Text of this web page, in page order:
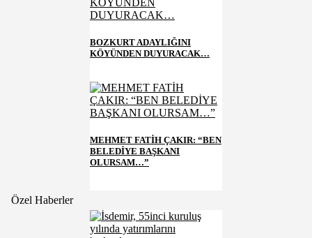
BOZKURT ADAYLIĞINI
KÖYÜNDEN DUYURACAK…
MEHMET FATİH ÇAKIR: “BEN
BELEDİYE BAŞKANI
OLURSAM…”
Özel Haberler